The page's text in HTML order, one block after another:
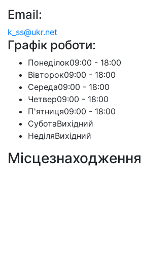
Email:
k_ss@ukr.net
Графік роботи:
Понеділок09:00 - 18:00
Вівторок09:00 - 18:00
Середа09:00 - 18:00
Четвер09:00 - 18:00
П'ятниця09:00 - 18:00
СуботаВихідний
НеділяВихідний
Мiсцезнаходження